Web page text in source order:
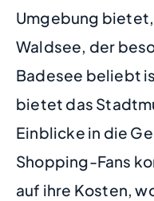
Umgebung
Waldsee, der
Badesee beliebt
bietet das
Einblicke in die
Shopping-Fans
auf ihre Kosten,